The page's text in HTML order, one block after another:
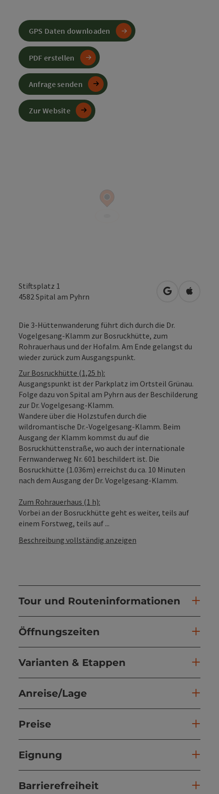
Stiftsplatz 1
4582 Spital am Pyhrn in Google
in
Die 3-Hüttenwanderung führt dich durch die Dr.
Vogelgesang-Klamm zur Bosruckhütte, zum
Rohrauerhaus und der Hofalm. Am Ende gelangst du
wieder zurück zum Ausgangspunkt.
Zur Bosruckhütte (1,25 h):
Ausgangspunkt ist der Parkplatz im Ortsteil Grünau.
Folge dazu von Spital am Pyhrn aus der Beschilderung
zur Dr. Vogelgesang-Klamm.
Wandere über die Holzstufen durch die
wildromantische Dr.-Vogelgesang-Klamm. Beim
Ausgang der Klamm kommst du auf die
Bosruckhüttenstraße, wo auch der internationale
Fernwanderweg Nr. 601 beschildert ist. Die
Bosruckhütte (1.036m) erreichst du ca. 10 Minuten
nach dem Ausgang der Dr. Vogelgesang-Klamm.
Zum Rohrauerhaus (1 h):
Vorbei an der Bosruckhütte geht es weiter, teils auf
einem Forstweg, teils auf ...
Beschreibung vollständig anzeigen
Tour und Routeninformationen
Öffnungszeiten
Varianten & Etappen
Anreise/Lage
Preise
Eignung
Barrierefreiheit
GPS Daten downloaden
PDF erstellen
Anfrage senden
Zur Website